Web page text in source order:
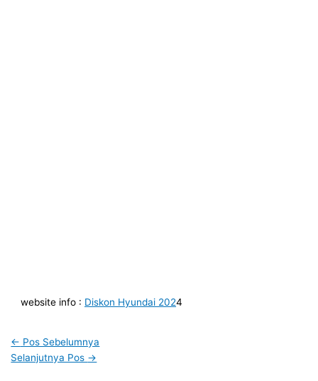
website info : Diskon Hyundai 2024
← Pos Sebelumnya
Selanjutnya Pos →